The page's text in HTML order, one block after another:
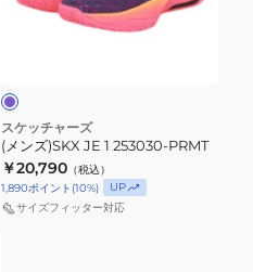
253030-
スケッチャーズ
(メンズ)SKX JE 1 253030-PRMT
￥20,790 （税込）
1,890ポイント (10%)
UP
サイズフィッター対応